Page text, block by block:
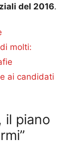
del 2016.
molti:
ai candidati
il piano